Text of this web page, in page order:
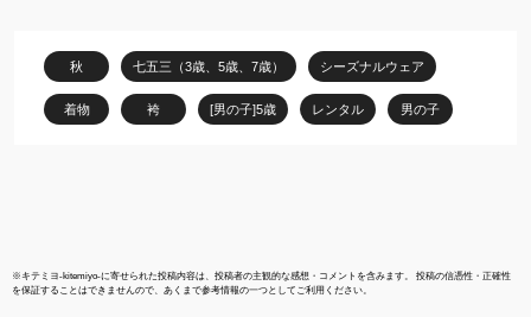
トブックプレゼント
秋 七五三（3歳、5歳、7歳） シーズナルウェア
着物 袴 [男の子]5歳 レンタル 男の子
※キテミヨ-kitemiyo-に寄せられた投稿内容は、投稿者の主観的な感想・コメントを含みます。 投稿の信憑性・正確性
を保証することはできませんので、あくまで参考情報の一つとしてご利用ください。